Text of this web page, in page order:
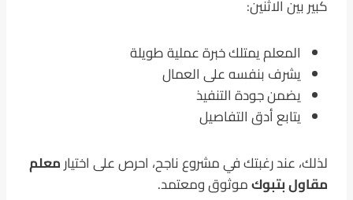
كبير بين الاثنين:
المعلم يمتلك خبرة عملية طويلة
يشرف بنفسه على العمال
يضمن جودة التنفيذ
يتابع أدق التفاصيل
لذلك، عند رغبتك في مشروع ناجح، احرص على اختيارمعلم
مقاول بتبوكموثوق ومعتمد.